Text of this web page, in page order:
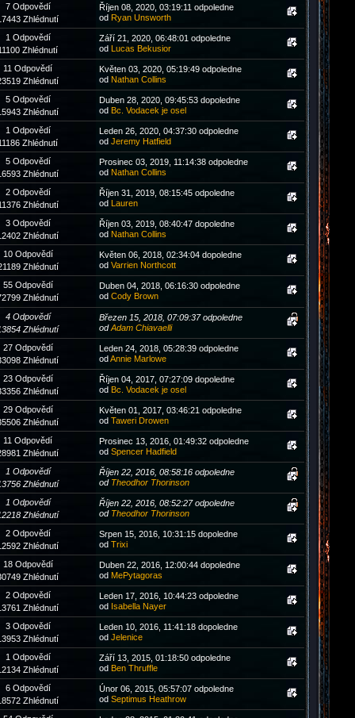
7 Odpovědí
Zhlédnutí
Říjen 08, 2020, 03:19:11 odpoledne
od Ryan Unsworth
1 Odpovědí
Zhlédnutí
Září 21, 2020, 06:48:01 odpoledne
od Lucas Bekusior
11 Odpovědí
Zhlédnutí
Květen 03, 2020, 05:19:49 odpoledne
od Nathan Collins
5 Odpovědí
Zhlédnutí
Duben 28, 2020, 09:45:53 dopoledne
od Bc. Vodacek je osel
1 Odpovědí
Zhlédnutí
Leden 26, 2020, 04:37:30 odpoledne
od Jeremy Hatfield
5 Odpovědí
Zhlédnutí
Prosinec 03, 2019, 11:14:38 odpoledne
od Nathan Collins
2 Odpovědí
Zhlédnutí
Říjen 31, 2019, 08:15:45 odpoledne
od Lauren
3 Odpovědí
Zhlédnutí
Říjen 03, 2019, 08:40:47 dopoledne
od Nathan Collins
10 Odpovědí
Zhlédnutí
Květen 06, 2018, 02:34:04 dopoledne
od Varrien Northcott
55 Odpovědí
Zhlédnutí
Duben 04, 2018, 06:16:30 odpoledne
od Cody Brown
4 Odpovědí
Zhlédnutí
Březen 15, 2018, 07:09:37 odpoledne
odAdam Chiavaelli
27 Odpovědí
Zhlédnutí
Leden 24, 2018, 05:28:39 odpoledne
odAnnie Marlowe
23 Odpovědí
Zhlédnutí
Říjen 04, 2017, 07:27:09 dopoledne
od Bc. Vodacek je osel
29 Odpovědí
Zhlédnutí
Květen 01, 2017, 03:46:21 odpoledne
od Taweri Drowen
11 Odpovědí
Zhlédnutí
Prosinec 13, 2016, 01:49:32 odpoledne
od Spencer Hadfield
1 Odpovědí
Zhlédnutí
Říjen 22, 2016, 08:58:16 odpoledne
od Theodhor Thorinson
1 Odpovědí
Zhlédnutí
Říjen 22, 2016, 08:52:27 odpoledne
od Theodhor Thorinson
2 Odpovědí
Zhlédnutí
Srpen 15, 2016, 10:31:15 dopoledne
od Trixi
18 Odpovědí
Zhlédnutí
Duben 22, 2016, 12:00:44 dopoledne
od MePytagoras
2 Odpovědí
Zhlédnutí
Leden 17, 2016, 10:44:23 odpoledne
od Isabella Nayer
3 Odpovědí
Zhlédnutí
Leden 10, 2016, 11:41:18 dopoledne
od Jelenice
1 Odpovědí
Zhlédnutí
Září 13, 2015, 01:18:50 odpoledne
od Ben Thruffle
6 Odpovědí
Zhlédnutí
Únor 06, 2015, 05:57:07 odpoledne
od Septimus Heathrow